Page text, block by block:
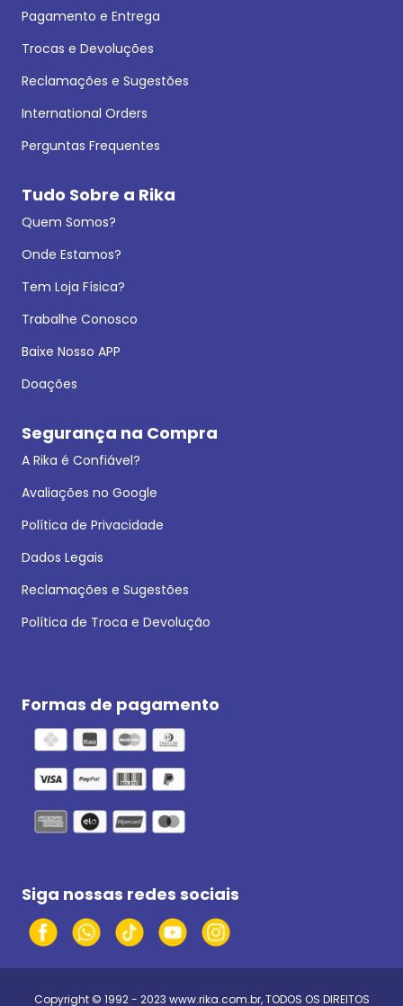
Pagamento e Entrega
Trocas e Devoluções
Reclamações e Sugestões
International Orders
Perguntas Frequentes
Tudo Sobre a Rika
Quem Somos?
Onde Estamos?
Tem Loja Física?
Trabalhe Conosco
Baixe Nosso APP
Doações
Segurança na Compra
A Rika é Confiável?
Avaliações no Google
Política de Privacidade
Dados Legais
Reclamações e Sugestões
Política de Troca e Devolução
Formas de pagamento
Siga nossas redes sociais
Copyright © 1992 - 2023 www.rika.com.br, TODOS OS DIREITOS